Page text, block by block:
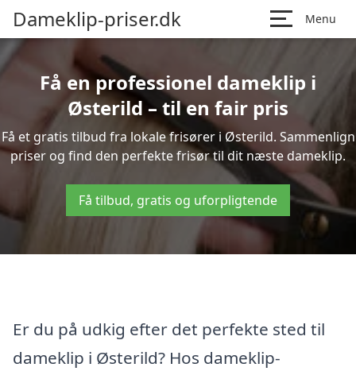
Dameklip-priser.dk Menu
Få en professionel dameklip i
Østerild – til en fair pris
Få et gratis tilbud fra lokale frisører i Østerild. Sammenlign
priser og find den perfekte frisør til dit næste dameklip.
Få tilbud, gratis og uforpligtende
Er du på udkig efter det perfekte sted til
dameklip i Østerild? Hos dameklip-